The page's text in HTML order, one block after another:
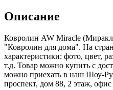
Описание
Ковролин AW Miracle
"Ковролин для дома". На
характеристики: фото, цвет,
т.д. Товар можно купить с
можно приехать в наш Шоу-
проспект, дом 88, 2 этаж,